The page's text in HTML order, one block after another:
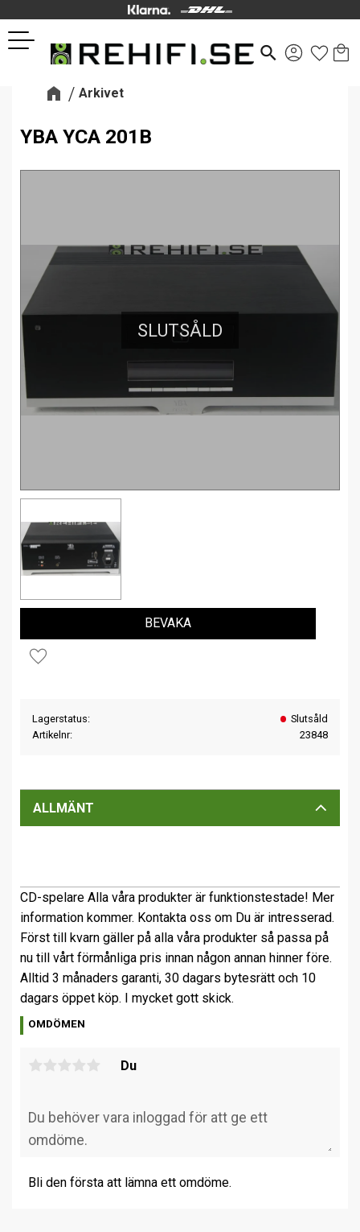
Meny
search
Arkivet
YBA YCA 201B
SLUTSÅLD
Lägg till i favoriter
BEVAKA
Lagerstatus
Slutsåld
Artikelnr
23848
ALLMÄNT
CD-spelare Alla våra produkter är funktionstestade! Mer
information kommer. Kontakta oss om Du är intresserad.
Först till kvarn gäller på alla våra produkter så passa på
nu till vårt förmånliga pris innan någon annan hinner före.
Alltid 3 månaders garanti, 30 dagars bytesrätt och 10
dagars öppet köp. I mycket gott skick.
OMDÖMEN
Du
Bli den första att lämna ett omdöme.